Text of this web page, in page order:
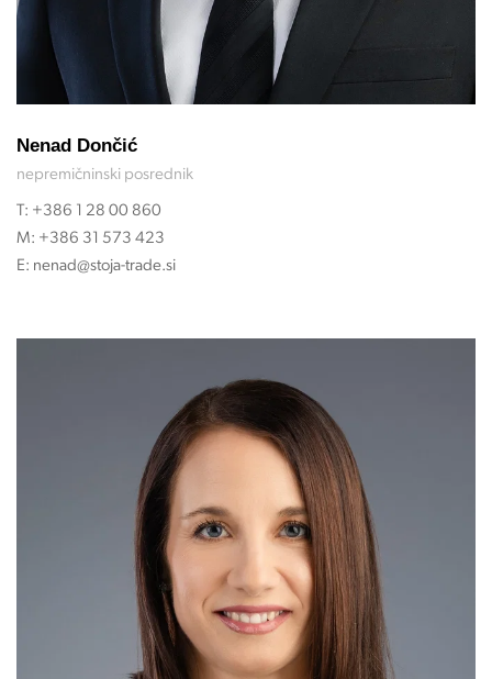
Nenad Dončić
nepremičninski posrednik
T: +386 1 28 00 860
M: +386 31 573 423
E: nenad@stoja-trade.si